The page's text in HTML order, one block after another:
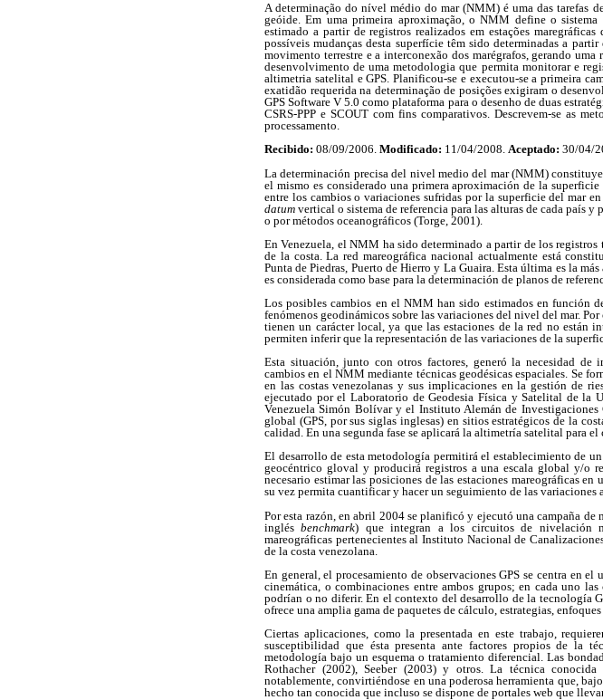
A determinação do nível médio do mar (NMM) é uma das tarefas
geóide. Em uma primeira aproximação, o NMM define o
estimado a partir de registros realizados em estações
possíveis mudanças desta superfície têm sido determinadas a
movimento terrestre e a interconexão dos marégrafos, gerando
desenvolvimento de uma metodologia que permita monitorar e
altimetria satelital e GPS. Planificou-se e executou-se a primeira
exatidão requerida na determinação de posições exigiram o
GPS Software V 5.0 como plataforma para o desenho de duas
CSRS-PPP e SCOUT com fins comparativos. Descrevem-se as
processamento.
Recibido: 08/09/2006. Modificado: 11/04/2008. Aceptado: 30/04/
La determinación precisa del nivel medio del mar (NMM)
el mismo es considerado una primera aproximación de la
entre los cambios o variaciones sufridas por la superficie del mar
datum vertical o sistema de referencia para las alturas de cada país
o por métodos oceanográficos (Torge, 2001).
En Venezuela, el NMM ha sido determinado a partir de los
de la costa. La red mareográfica nacional actualmente está
Punta de Piedras, Puerto de Hierro y La Guaira. Esta última es la
es considerada como base para la determinación de planos de
Los posibles cambios en el NMM han sido estimados en función
fenómenos geodinámicos sobre las variaciones del nivel del mar.
tienen un carácter local, ya que las estaciones de la red no están
permiten inferir que la representación de las variaciones de la
Esta situación, junto con otros factores, generó la necesidad
cambios en el NMM mediante técnicas geodésicas espaciales. Se
en las costas venezolanas y sus implicaciones en la gestión de
ejecutado por el Laboratorio de Geodesia Física y Satelital de
Venezuela Simón Bolívar y el Instituto Alemán de Investigaciones
global (GPS, por sus siglas inglesas) en sitios estratégicos de la
calidad. En una segunda fase se aplicará la altimetría satelital para
El desarrollo de esta metodología permitirá el establecimiento de
geocéntrico gloval y producirá registros a una escala global y/
necesario estimar las posiciones de las estaciones mareográficas
su vez permita cuantificar y hacer un seguimiento de las variaciones
Por esta razón, en abril 2004 se planificó y ejecutó una campaña
inglésbenchmark) que integran a los circuitos de nivelación
mareográficas pertenecientes al Instituto Nacional de
de la costa venezolana.
En general, el procesamiento de observaciones GPS se centra en
cinemática, o combinaciones entre ambos grupos; en cada uno
podrían o no diferir. En el contexto del desarrollo de la tecnología
ofrece una amplia gama de paquetes de cálculo, estrategias,
Ciertas aplicaciones, como la presentada en este trabajo,
susceptibilidad que ésta presenta ante factores propios de la
metodología bajo un esquema o tratamiento diferencial. Las
Rothacher (2002), Seeber (2003) y otros. La técnica
notablemente, convirtiéndose en una poderosa herramienta que,
hecho tan conocida que incluso se dispone de portales web que